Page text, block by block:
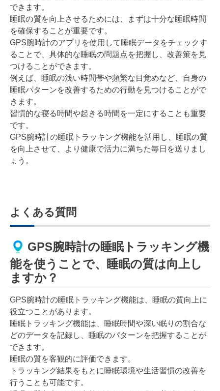
できます。
睡眠の質を向上させるためには、まずは十分な睡眠時間
を確保することが重要です。
GPS腕時計のアプリを使用して睡眠データをチェックす
ることで、具体的な睡眠の問題点を把握し、改善策を見
つけることができます。
例えば、睡眠の浅い時間帯や頻繁な目覚めなど、自身の
睡眠パターンを改善するための行動を見つけることがで
きます。
習慣的な寝る時間や起きる時間を一定にすることも重要
です。
GPS腕時計の睡眠トラッキング機能を活用し、睡眠の質
を向上させて、より健康で活力に満ちた毎日を送りまし
ょう。
よくある質問
GPS腕時計の睡眠トラッキング機
能を使うことで、睡眠の質は向上し
ますか？
GPS腕時計の睡眠トラッキング機能は、睡眠の質向上に
役立つことがあります。
睡眠トラッキング機能は、睡眠時間や深い眠りの割合な
どのデータを記録し、睡眠のパターンを把握することが
できます。
睡眠の質を客観的に評価できます。
トラッキング結果をもとに睡眠環境や生活習慣の改善を
行うことも可能です。